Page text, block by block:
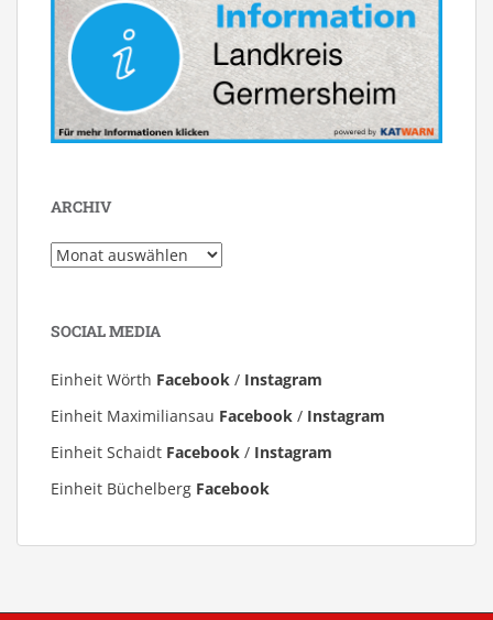
ARCHIV
Archiv
SOCIAL MEDIA
Einheit Wörth Facebook / Instagram
Einheit Maximiliansau Facebook / Instagram
Einheit Schaidt Facebook / Instagram
Einheit Büchelberg Facebook